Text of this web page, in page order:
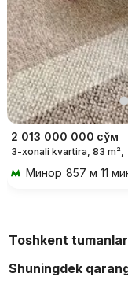
2 013 000 000 сўм
3-xonali kvartira, 83 m²,
Минор 857 м 11
Toshkent
Shuningdek